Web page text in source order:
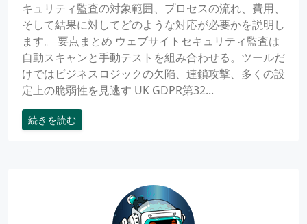
キュリティ監査の対象範囲、プロセスの流れ、費用、
そして結果に対してどのような対応が必要かを説明し
ます。 要点まとめ ウェブサイトセキュリティ監査は
自動スキャンと手動テストを組み合わせる。ツールだ
けではビジネスロジックの欠陥、連鎖攻撃、多くの設
定上の脆弱性を見逃す UK GDPR第32...
続きを読む